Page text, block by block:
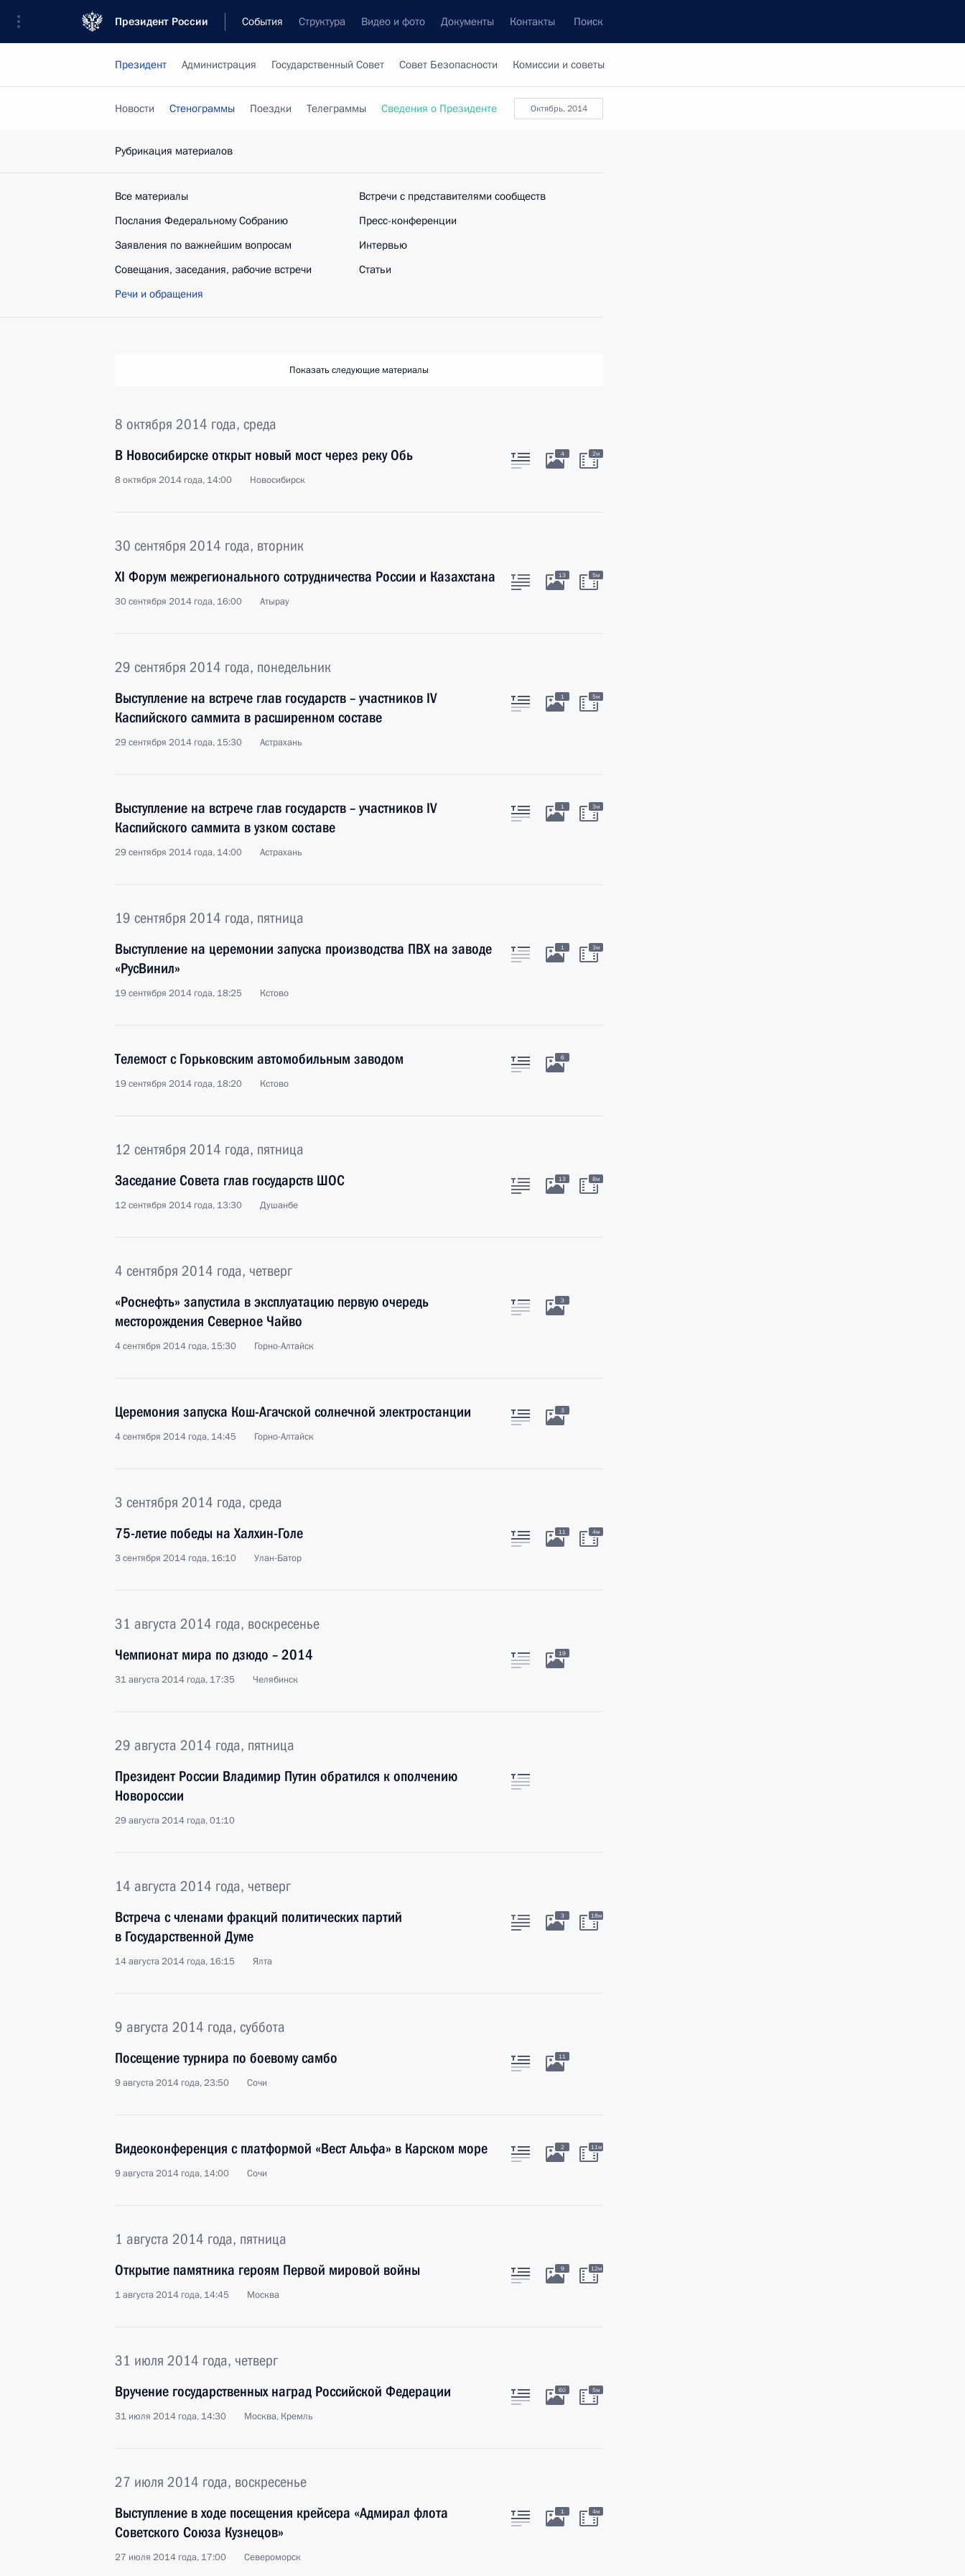
Президент России События Структура Видео и фото Документы Контакты Поиск
Президент Администрация Государственный Совет Совет Безопасности Комиссии и советы
октябрь, 2014
Новости Стенограммы Поездки Телеграммы Сведения о Президенте
Рубрикация материалов
Все материалы
Послания Федеральному Собранию
Заявления по важнейшим вопросам
Совещания, заседания, рабочие встречи
Речи и обращения
Встречи с представителями сообществ
Пресс-конференции
Интервью
Статьи
Показать следующие материалы
8 октября 2014 года, среда
В Новосибирске открыт новый мост через реку Обь
8 октября 2014 года, 14:00 Новосибирск
4 2м
30 сентября 2014 года, вторник
XI Форум межрегионального сотрудничества России и Казахстана
30 сентября 2014 года, 16:00 Атырау
13 5м
29 сентября 2014 года, понедельник
Выступление на встрече глав государств – участников IV
Каспийского саммита в расширенном составе
29 сентября 2014 года, 15:30 Астрахань
1 5м
Выступление на встрече глав государств – участников IV
Каспийского саммита в узком составе
29 сентября 2014 года, 14:00 Астрахань
1 3м
19 сентября 2014 года, пятница
Выступление на церемонии запуска производства ПВХ на заводе
«РусВинил»
19 сентября 2014 года, 18:25 Кстово
1 3м
Телемост с Горьковским автомобильным заводом
19 сентября 2014 года, 18:20 Кстово
6
12 сентября 2014 года, пятница
Заседание Совета глав государств ШОС
12 сентября 2014 года, 13:30 Душанбе
13 8м
4 сентября 2014 года, четверг
«Роснефть» запустила в эксплуатацию первую очередь
месторождения Северное Чайво
4 сентября 2014 года, 15:30 Горно-Алтайск
3
Церемония запуска Кош-Агачской солнечной электростанции
4 сентября 2014 года, 14:45 Горно-Алтайск
3
3 сентября 2014 года, среда
75-летие победы на Халхин-Голе
3 сентября 2014 года, 16:10 Улан-Батор
11 4м
31 августа 2014 года, воскресенье
Чемпионат мира по дзюдо – 2014
31 августа 2014 года, 17:35 Челябинск
19
29 августа 2014 года, пятница
Президент России Владимир Путин обратился к ополчению
Новороссии
29 августа 2014 года, 01:10
14 августа 2014 года, четверг
Встреча с членами фракций политических партий
в Государственной Думе
14 августа 2014 года, 16:15 Ялта
3 18м
9 августа 2014 года, суббота
Посещение турнира по боевому самбо
9 августа 2014 года, 23:50 Сочи
11
Видеоконференция с платформой «Вест Альфа» в Карском море
9 августа 2014 года, 14:00 Сочи
2 11м
1 августа 2014 года, пятница
Открытие памятника героям Первой мировой войны
1 августа 2014 года, 14:45 Москва
9 12м
31 июля 2014 года, четверг
Вручение государственных наград Российской Федерации
31 июля 2014 года, 14:30 Москва, Кремль
60 5м
27 июля 2014 года, воскресенье
Выступление в ходе посещения крейсера «Адмирал флота
Советского Союза Кузнецов»
27 июля 2014 года, 17:00 Североморск
1 4м